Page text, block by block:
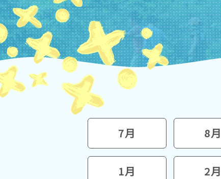
7月 8月
1月 2月